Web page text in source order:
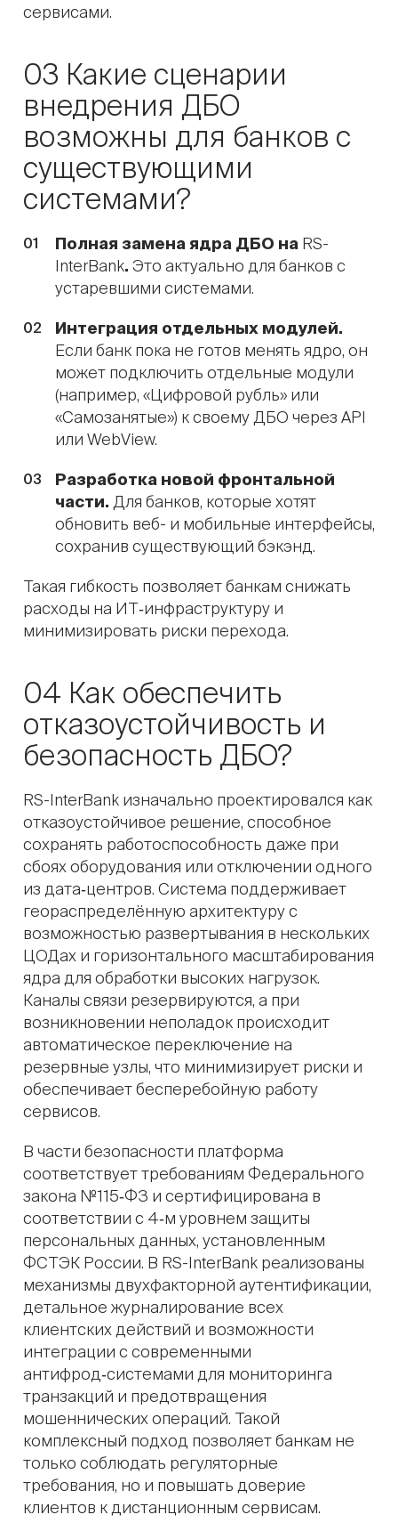
сервисами.
03 Какие сценарии
внедрения ДБО
возможны для банков с
существующими
системами?
Полная замена ядра ДБО на RS-
InterBank. Это актуально для банков с
устаревшими системами.
Интеграция отдельных модулей.
Если банк пока не готов менять ядро, он
может подключить отдельные модули
(например, «Цифровой рубль» или
«Самозанятые») к своему ДБО через API
или WebView.
Разработка новой фронтальной
части. Для банков, которые хотят
обновить веб- и мобильные интерфейсы,
сохранив существующий бэкэнд.
Такая гибкость позволяет банкам снижать
расходы на ИТ‑инфраструктуру и
минимизировать риски перехода.
04 Как обеспечить
отказоустойчивость и
безопасность ДБО?
RS-InterBank изначально проектировался как
отказоустойчивое решение, способное
сохранять работоспособность даже при
сбоях оборудования или отключении одного
из дата‑центров. Система поддерживает
геораспределённую архитектуру с
возможностью развертывания в нескольких
ЦОДах и горизонтального масштабирования
ядра для обработки высоких нагрузок.
Каналы связи резервируются, а при
возникновении неполадок происходит
автоматическое переключение на
резервные узлы, что минимизирует риски и
обеспечивает бесперебойную работу
сервисов.
В части безопасности платформа
соответствует требованиям Федерального
закона № 115‑ФЗ и сертифицирована в
соответствии с 4‑м уровнем защиты
персональных данных, установленным
ФСТЭК России. В RS-InterBank реализованы
механизмы двухфакторной аутентификации,
детальное журналирование всех
клиентских действий и возможности
интеграции с современными
антифрод‑системами для мониторинга
транзакций и предотвращения
мошеннических операций. Такой
комплексный подход позволяет банкам не
только соблюдать регуляторные
требования, но и повышать доверие
клиентов к дистанционным сервисам.